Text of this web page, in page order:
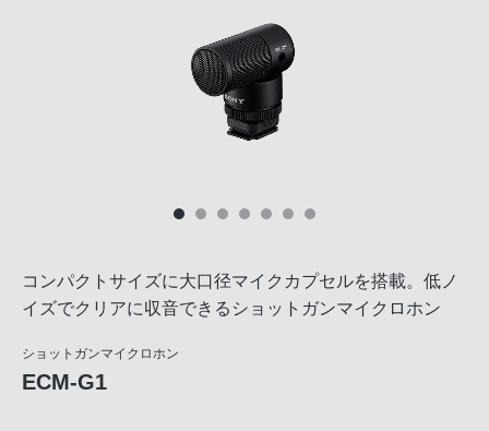
コンパクトサイズに大口径マイクカプセルを搭載。低ノ
イズでクリアに収音できるショットガンマイクロホン
ショットガンマイクロホン
ECM-G1